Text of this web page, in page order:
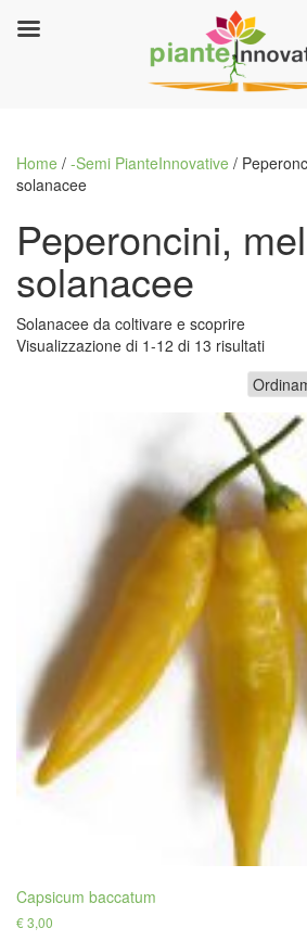
Home / -Semi PianteInnovative /
solanacee
Peperoncini,
solanacee
Solanacee da coltivare e scoprire
Visualizzazione di 1-12 di 13 risultati
Capsicum baccatum
€3,00